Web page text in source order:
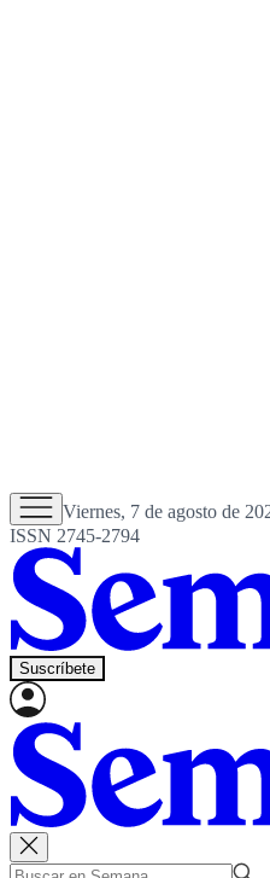
Viernes, 7 de agosto de
ISSN 2745-2794
Suscríbete